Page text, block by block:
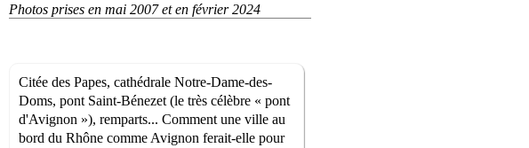
Photos prises en mai 2007 et en février 2024
Citée des Papes, cathédrale Notre-Dame-des-
Doms, pont Saint-Bénezet (le très célèbre « pont
d'Avignon »), remparts... Comment une ville au
bord du Rhône comme Avignon ferait-elle pour